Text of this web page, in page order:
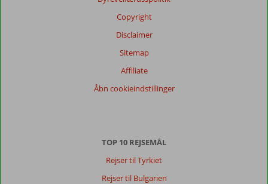
Copyright
Disclaimer
Sitemap
Affiliate
Åbn cookieindstillinger
TOP 10 REJSEMÅL
Rejser til Tyrkiet
Rejser til Bulgarien